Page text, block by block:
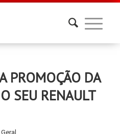
PROMOÇÃO DA
SEU RENAULT
Geral